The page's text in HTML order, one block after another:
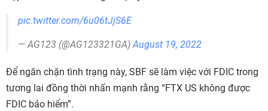
pic.twitter.com/6u06tJjS6E
— AG123 (@AG123321GA)August 19, 2022
Để ngăn chặn tình trạng này, SBF sẽ làm việc với FDIC trong
tương lai đồng thời nhấn mạnh rằng “FTX US không được
FDIC bảo hiểm”.